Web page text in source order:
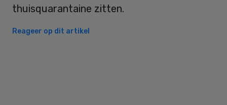
thuisquarantaine zitten.
Reageer op dit artikel